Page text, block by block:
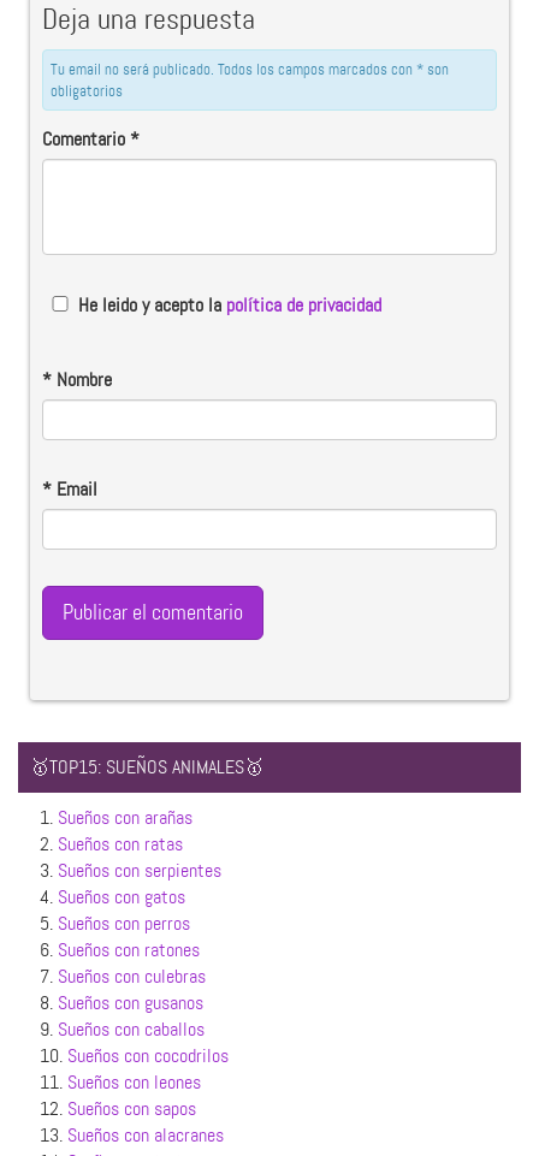
Deja una respuesta
Tu email no será publicado. Todos los campos marcados con * son
obligatorios
Comentario*
He leido y acepto la política de privacidad
* Nombre
* Email
🥇TOP15: SUEÑOS ANIMALES🥇
1. Sueños con arañas
2. Sueños con ratas
3. Sueños con serpientes
4. Sueños con gatos
5. Sueños con perros
6. Sueños con ratones
7. Sueños con culebras
8. Sueños con gusanos
9. Sueños con caballos
10. Sueños con cocodrilos
11. Sueños con leones
12. Sueños con sapos
13. Sueños con alacranes